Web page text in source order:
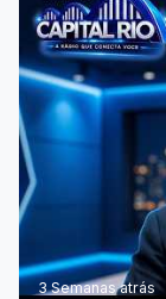
3 Semanas atrás